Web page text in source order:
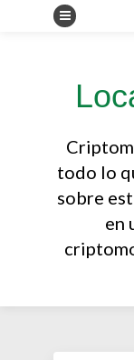
todo lo
sobre
en